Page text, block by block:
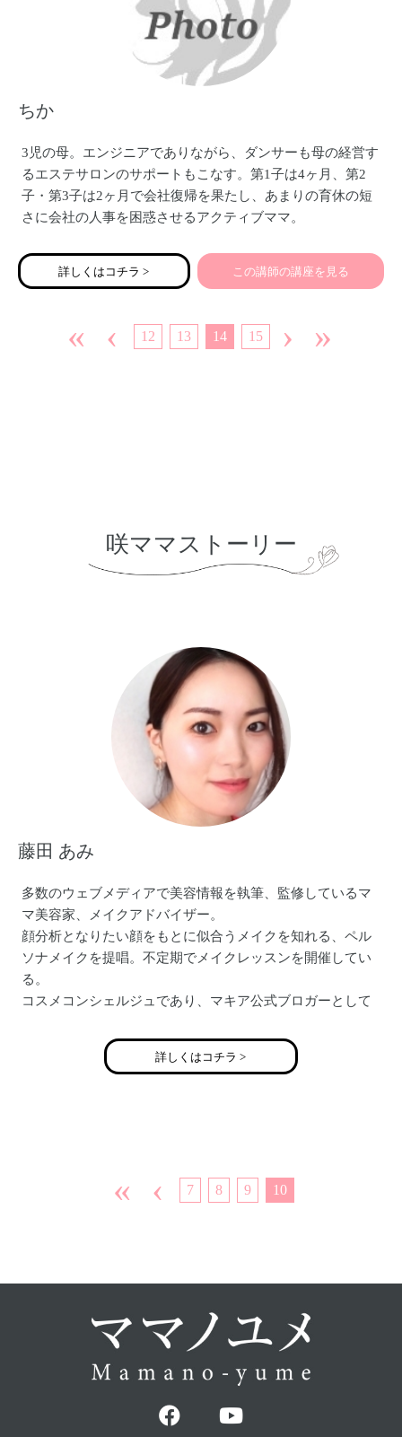
ちか
3児の母。エンジニアでありながら、ダンサーも母の経営す
るエステサロンのサポートもこなす。第1子は4ヶ月、第2
子・第3子は2ヶ月で会社復帰を果たし、あまりの育休の短
さに会社の人事を困惑させるアクティブママ。
詳しくはコチラ > この講師の講座を見る
« ‹ 12 13 14 15 › »
咲ママストーリー
藤田 あみ
多数のウェブメディアで美容情報を執筆、監修しているマ
マ美容家、メイクアドバイザー。
顔分析となりたい顔をもとに似合うメイクを知れる、ペル
ソナメイクを提唱。不定期でメイクレッスンを開催してい
る。
コスメコンシェルジュであり、マキア公式ブロガーとして
プライベートでは一児の母であり、第二子出産間近。
詳しくはコチラ >
« ‹ 7 8 9 10